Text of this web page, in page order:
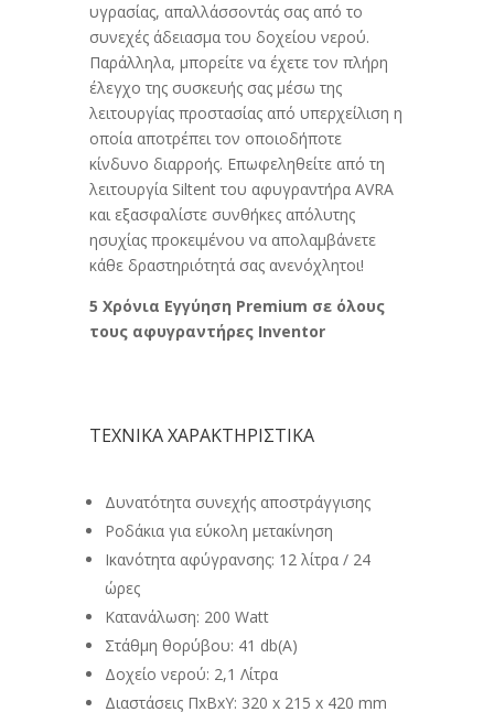
υγρασίας, απαλλάσσοντάς σας από το
συνεχές άδειασμα του δοχείου νερού.
Παράλληλα, μπορείτε να έχετε τον πλήρη
έλεγχο της συσκευής σας μέσω της
λειτουργίας προστασίας από υπερχείλιση η
οποία αποτρέπει τον οποιοδήποτε
κίνδυνο διαρροής. Επωφεληθείτε από τη
λειτουργία Siltent του αφυγραντήρα AVRA
και εξασφαλίστε συνθήκες απόλυτης
ησυχίας προκειμένου να απολαμβάνετε
κάθε δραστηριότητά σας ανενόχλητοι!
5 Χρόνια Εγγύηση Premium σε όλους
τους αφυγραντήρες Inventor
ΤΕΧΝΙΚΑ ΧΑΡΑΚΤΗΡΙΣΤΙΚΑ
Δυνατότητα συνεχής αποστράγγισης
Ροδάκια για εύκολη μετακίνηση
Ικανότητα αφύγρανσης: 12 λίτρα / 24
ώρες
Κατανάλωση: 200 Watt
Στάθμη θορύβου: 41 db(A)
Δοχείο νερού: 2,1 Λίτρα
Διαστάσεις ΠxBxY: 320 x 215 x 420 mm